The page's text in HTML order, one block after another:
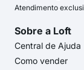
Atendimento
Sobre a Loft
Central de Ajuda
Como vender